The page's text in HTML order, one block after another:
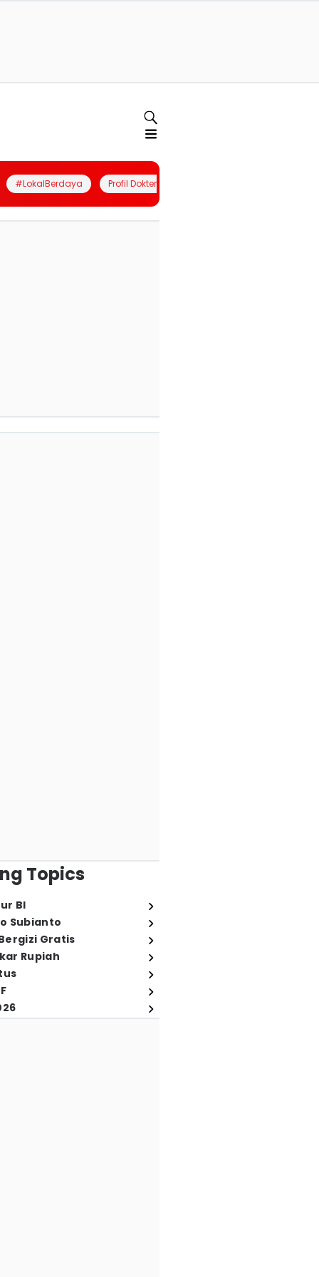
#LokalBerdaya Profil Dokter
Topics
BI
Subianto
Gratis
Rupiah